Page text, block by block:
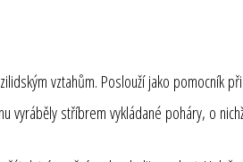
vztahům. Poslouží jako pomocník
vyráběly stříbrem vykládané poháry, o